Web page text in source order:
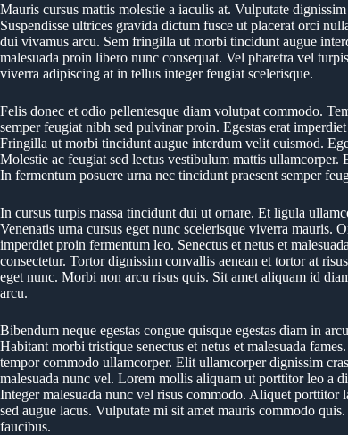
Mauris cursus mattis molestie a iaculis at. Vulputate
Suspendisse ultrices gravida dictum fusce ut placerat orci
dui vivamus arcu. Sem fringilla ut morbi tincidunt augue
malesuada proin libero nunc consequat. Vel pharetra vel
viverra adipiscing at in tellus integer feugiat scelerisque.
Felis donec et odio pellentesque diam volutpat commodo.
semper feugiat nibh sed pulvinar proin. Egestas erat
Fringilla ut morbi tincidunt augue interdum velit euismod.
Molestie ac feugiat sed lectus vestibulum mattis
In fermentum posuere urna nec tincidunt praesent semper
In cursus turpis massa tincidunt dui ut ornare. Et ligula
Venenatis urna cursus eget nunc scelerisque viverra mauris.
imperdiet proin fermentum leo. Senectus et netus et
consectetur. Tortor dignissim convallis aenean et tortor at
eget nunc. Morbi non arcu risus quis. Sit amet aliquam id
arcu.
Bibendum neque egestas congue quisque egestas diam in
Habitant morbi tristique senectus et netus et malesuada
tempor commodo ullamcorper. Elit ullamcorper dignissim
malesuada nunc vel. Lorem mollis aliquam ut porttitor leo a
Integer malesuada nunc vel risus commodo. Aliquet porttitor
sed augue lacus. Vulputate mi sit amet mauris commodo
faucibus.